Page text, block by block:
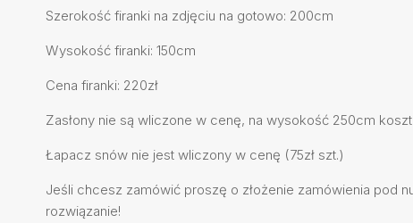
Szerokość firanki na zdjęciu na gotowo: 200cm
Wysokość firanki: 150cm
Cena firanki: 220zł
Zasłony nie są wliczone w cenę, na wysokość 250cm koszt
Łapacz snów nie jest wliczony w cenę (75zł szt.)
Jeśli chcesz zamówić proszę o złożenie zamówienia pod
rozwiązanie!